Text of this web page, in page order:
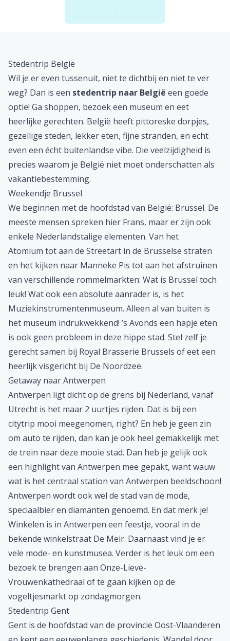
Stedentrip België
Wil je er even tussenuit, niet te dichtbij en niet te ver
weg? Dan is een stedentrip naar België een goede
optie! Ga shoppen, bezoek een museum en eet
heerlijke gerechten. België heeft pittoreske dorpjes,
gezellige steden, lekker eten, fijne stranden, en echt
even een écht buitenlandse vibe. Die veelzijdigheid is
precies waarom je België niet moet onderschatten als
vakantiebestemming.
Weekendje Brussel
We beginnen met de hoofdstad van België: Brussel. De
meeste mensen spreken hier Frans, maar er zijn ook
enkele Nederlandstalige elementen. Van het
Atomium tot aan de Streetart in de Brusselse straten
en het kijken naar Manneke Pis tot aan het afstruinen
van verschillende rommelmarkten: Wat is Brussel toch
leuk! Wat ook een absolute aanrader is, is het
Muziekinstrumentenmuseum. Alleen al van buiten is
het museum indrukwekkend! ’s Avonds een hapje eten
is ook geen probleem in deze hippe stad. Stel zelf je
gerecht samen bij Royal Brasserie Brussels of eet een
heerlijk visgericht bij De Noordzee.
Getaway naar Antwerpen
Antwerpen ligt dicht op de grens bij Nederland, vanaf
Utrecht is het maar 2 uurtjes rijden. Dat is bij een
citytrip mooi meegenomen, right? En heb je geen zin
om auto te rijden, dan kan je ook heel gemakkelijk met
de trein naar deze mooie stad. Dan heb je gelijk ook
een highlight van Antwerpen mee gepakt, want wauw
wat is het centraal station van Antwerpen beeldschoon!
Antwerpen wordt ook wel de stad van de mode,
speciaalbier en diamanten genoemd. En dat merk je!
Winkelen is in Antwerpen een feestje, vooral in de
bekende winkelstraat De Meir. Daarnaast vind je er
vele mode- en kunstmusea. Verder is het leuk om een
bezoek te brengen aan Onze-Lieve-
Vrouwenkathedraal of te gaan kijken op de
vogeltjesmarkt op zondagmorgen.
Stedentrip Gent
Gent is de hoofdstad van de provincie Oost-Vlaanderen